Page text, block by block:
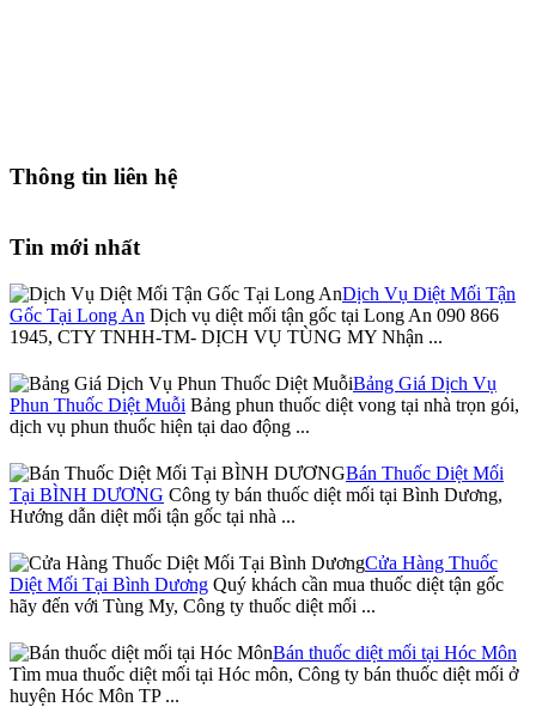
Thông tin liên hệ
Tin mới nhất
Dịch Vụ Diệt Mối Tận
Gốc Tại Long An Dịch vụ diệt mối tận gốc tại Long An 090 866
1945, CTY TNHH-TM- DỊCH VỤ TÙNG MY Nhận ...
Bảng Giá Dịch Vụ
Phun Thuốc Diệt Muỗi Bảng phun thuốc diệt vong tại nhà trọn gói,
dịch vụ phun thuốc hiện tại dao động ...
Bán Thuốc Diệt Mối
Tại BÌNH DƯƠNG Công ty bán thuốc diệt mối tại Bình Dương,
Hướng dẫn diệt mối tận gốc tại nhà ...
Cửa Hàng Thuốc
Diệt Mối Tại Bình Dương Quý khách cần mua thuốc diệt tận gốc
hãy đến với Tùng My, Công ty thuốc diệt mối ...
Bán thuốc diệt mối tại Hóc Môn
Tìm mua thuốc diệt mối tại Hóc môn, Công ty bán thuốc diệt mối ở
huyện Hóc Môn TP ...